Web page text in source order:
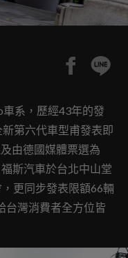
系，歷經43年的發
第六代車型甫發表即
由德國媒體票選為
斯汽車於台北中山堂
更同步發表限額66輛
台灣消費者全方位皆